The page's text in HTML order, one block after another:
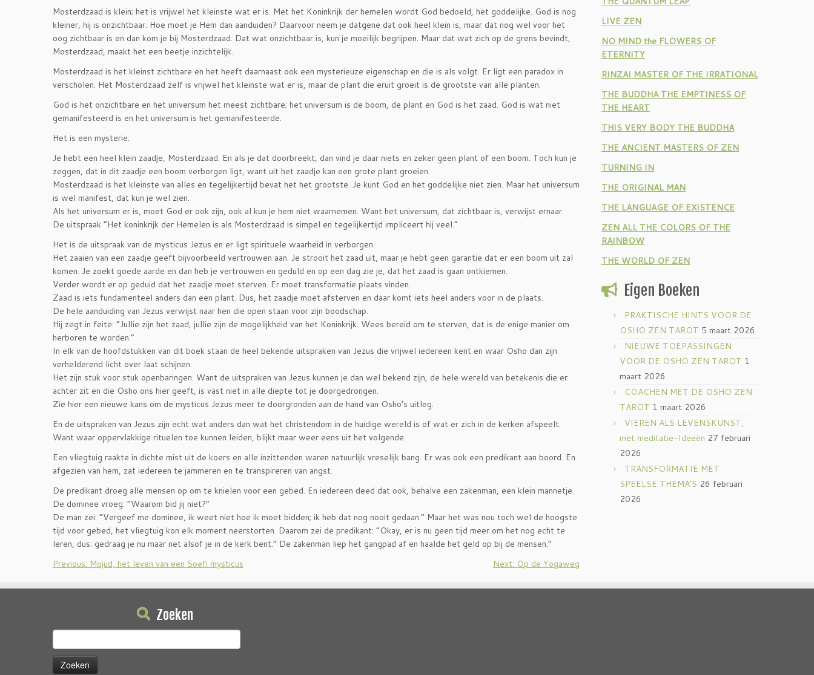
Mosterdzaad is klein; het is vrijwel het kleinste wat er is. Met het Koninkrijk der hemelen wordt God bedoeld, het goddelijke. God is nog
kleiner, hij is onzichtbaar. Hoe moet je Hem dan aanduiden? Daarvoor neem je datgene dat ook heel klein is, maar dat nog wel voor het
oog zichtbaar is en dan kom je bij Mosterdzaad. Dat wat onzichtbaar is, kun je moeilijk begrijpen. Maar dat wat zich op de grens bevindt,
Mosterdzaad, maakt het een beetje inzichtelijk.
Mosterdzaad is het kleinst zichtbare en het heeft daarnaast ook een mysterieuze eigenschap en die is als volgt. Er ligt een paradox in
verscholen. Het Mosterdzaad zelf is vrijwel het kleinste wat er is, maar de plant die eruit groeit is de grootste van alle planten.
God is het onzichtbare en het universum het meest zichtbare; het universum is de boom, de plant en God is het zaad. God is wat niet
gemanifesteerd is en het universum is het gemanifesteerde.
Het is een mysterie.
Je hebt een heel klein zaadje, Mosterdzaad. En als je dat doorbreekt, dan vind je daar niets en zeker geen plant of een boom. Toch kun je
zeggen, dat in dit zaadje een boom verborgen ligt, want uit het zaadje kan een grote plant groeien.
Mosterdzaad is het kleinste van alles en tegelijkertijd bevat het het grootste. Je kunt God en het goddelijke niet zien. Maar het universum
is wel manifest, dat kun je wel zien.
Als het universum er is, moet God er ook zijn, ook al kun je hem niet waarnemen. Want het universum, dat zichtbaar is, verwijst ernaar.
De uitspraak “Het koninkrijk der Hemelen is als Mosterdzaad is simpel en tegelijkertijd impliceert hij veel.”
Het is de uitspraak van de mysticus Jezus en er ligt spirituele waarheid in verborgen.
Het zaaien van een zaadje geeft bijvoorbeeld vertrouwen aan. Je strooit het zaad uit, maar je hebt geen garantie dat er een boom uit zal
komen. Je zoekt goede aarde en dan heb je vertrouwen en geduld en op een dag zie je, dat het zaad is gaan ontkiemen.
Verder wordt er op geduid dat het zaadje moet sterven. Er moet transformatie plaats vinden.
Zaad is iets fundamenteel anders dan een plant. Dus, het zaadje moet afsterven en daar komt iets heel anders voor in de plaats.
De hele aanduiding van Jezus verwijst naar hen die open staan voor zijn boodschap.
Hij zegt in feite: “Jullie zijn het zaad, jullie zijn de mogelijkheid van het Koninkrijk. Wees bereid om te sterven, dat is de enige manier om
herboren te worden.”
In elk van de hoofdstukken van dit boek staan de heel bekende uitspraken van Jezus die vrijwel iedereen kent en waar Osho dan zijn
verhelderend licht over laat schijnen.
Het zijn stuk voor stuk openbaringen. Want de uitspraken van Jezus kunnen je dan wel bekend zijn, de hele wereld van betekenis die er
achter zit en die Osho ons hier geeft, is vast niet in alle diepte tot je doorgedrongen.
Zie hier een nieuwe kans om de mysticus Jezus meer te doorgronden aan de hand van Osho’s uitleg.
En de uitspraken van Jezus zijn echt wat anders dan wat het christendom in de huidige wereld is of wat er zich in de kerken afspeelt.
Want waar oppervlakkige rituelen toe kunnen leiden, blijkt maar weer eens uit het volgende.
Een vliegtuig raakte in dichte mist uit de koers en alle inzittenden waren natuurlijk vreselijk bang. Er was ook een predikant aan boord. En
afgezien van hem, zat iedereen te jammeren en te transpireren van angst.
De predikant droeg alle mensen op om te knielen voor een gebed. En iedereen deed dat ook, behalve een zakenman, een klein mannetje.
De dominee vroeg: “Waarom bid jij niet?”
De man zei: “Vergeef me dominee, ik weet niet hoe ik moet bidden; ik heb dat nog nooit gedaan.” Maar het was nou toch wel de hoogste
tijd voor gebed, het vliegtuig kon elk moment neerstorten. Daarom zei de predikant: “Okay, er is nu geen tijd meer om het nog echt te
leren, dus: gedraag je nu maar net alsof je in de kerk bent.” De zakenman liep het gangpad af en haalde het geld op bij de mensen.”
Previous: Mojud, het leven van een Soefi mysticus
Next: Op de Yogaweg
LIVE ZEN
NO MIND the FLOWERS OF
ETERNITY
RINZAI MASTER OF THE IRRATIONAL
THE BUDDHA THE EMPTINESS OF
THE HEART
THIS VERY BODY THE BUDDHA
THE ANCIENT MASTERS OF ZEN
TURNING IN
THE ORIGINAL MAN
THE LANGUAGE OF EXISTENCE
ZEN ALL THE COLORS OF THE
RAINBOW
THE WORLD OF ZEN
Eigen Boeken
PRAKTISCHE HINTS VOOR DE
OSHO ZEN TAROT 5 maart 2026
NIEUWE TOEPASSINGEN
VOOR DE OSHO ZEN TAROT 1
maart 2026
COACHEN MET DE OSHO ZEN
TAROT 1 maart 2026
VIEREN ALS LEVENSKUNST,
met meditatie-Ideeën 27 februari
2026
TRANSFORMATIE MET
SPEELSE THEMA’S 26 februari
2026
Zoeken
naar: